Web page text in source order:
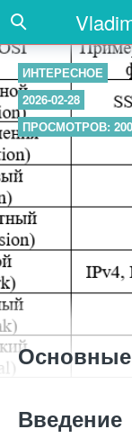
ИНТЕРЕСНОЕ
2026-02-28
ПРОСМОТРОВ: 200
Основные
Введение